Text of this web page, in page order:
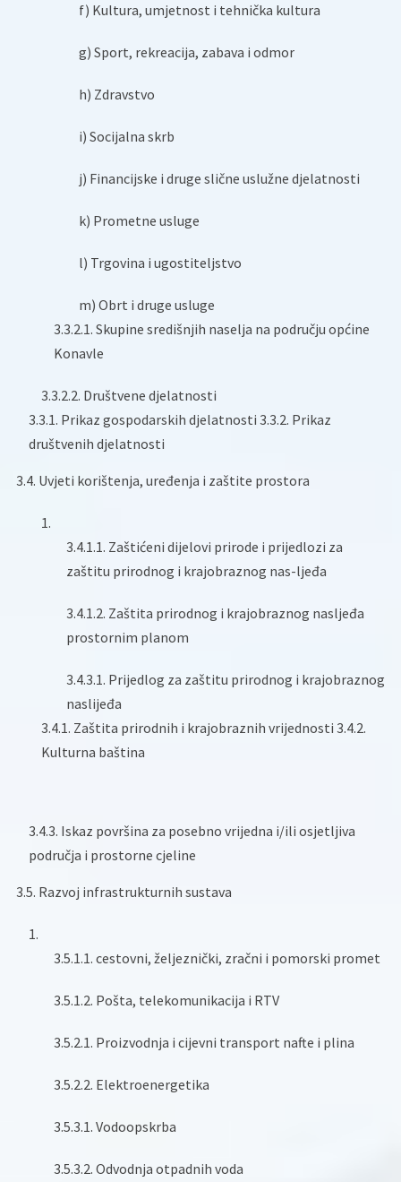
f) Kultura, umjetnost i tehnička kultura
g) Sport, rekreacija, zabava i odmor
h) Zdravstvo
i) Socijalna skrb
j) Financijske i druge slične uslužne djelatnosti
k) Prometne usluge
l) Trgovina i ugostiteljstvo
m) Obrt i druge usluge
3.3.2.1. Skupine središnjih naselja na području općine
Konavle
3.3.2.2. Društvene djelatnosti
3.3.1. Prikaz gospodarskih djelatnosti 3.3.2. Prikaz
društvenih djelatnosti
3.4. Uvjeti korištenja, uređenja i zaštite prostora
3.4.1.1. Zaštićeni dijelovi prirode i prijedlozi za
zaštitu prirodnog i krajobraznog nas-ljeđa
3.4.1.2. Zaštita prirodnog i krajobraznog nasljeđa
prostornim planom
3.4.3.1. Prijedlog za zaštitu prirodnog i krajobraznog
naslijeđa
3.4.1. Zaštita prirodnih i krajobraznih vrijednosti 3.4.2.
Kulturna baština
3.4.3. Iskaz površina za posebno vrijedna i/ili osjetljiva
područja i prostorne cjeline
3.5. Razvoj infrastrukturnih sustava
3.5.1.1. cestovni, željeznički, zračni i pomorski promet
3.5.1.2. Pošta, telekomunikacija i RTV
3.5.2.1. Proizvodnja i cijevni transport nafte i plina
3.5.2.2. Elektroenergetika
3.5.3.1. Vodoopskrba
3.5.3.2. Odvodnja otpadnih voda